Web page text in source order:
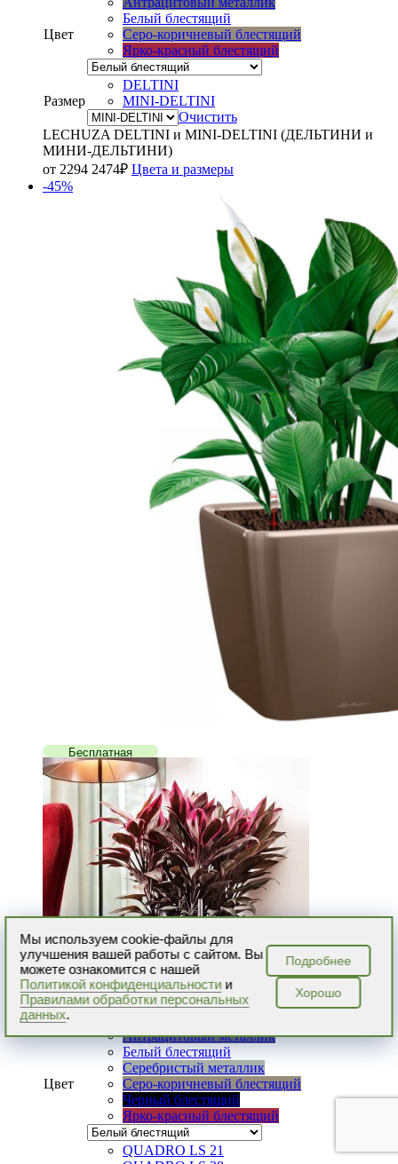
Цвет
Белый блестящий
Серо-коричневый блестящий
Ярко-красный блестящий
Размер
DELTINI
MINI-DELTINI
Очистить
LECHUZA DELTINI и MINI-DELTINI (ДЕЛЬТИНИ и
МИНИ-ДЕЛЬТИНИ)
от 2294 2474₽ Цвета и размеры
-45%
Бесплатная
доставка!
Цвет
Антрацитовый металлик
Белый блестящий
Серебристый металлик
Серо-коричневый блестящий
Черный блестящий
Ярко-красный блестящий
QUADRO LS 21
Мы используем cookie-файлы для
улучшения вашей работы с сайтом. Вы
можете ознакомится с нашей
Политикой конфиденциальностии
Правилами обработки персональных
данных.
Подробнее
Хорошо